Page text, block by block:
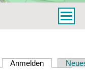
Anmelden(aktiver